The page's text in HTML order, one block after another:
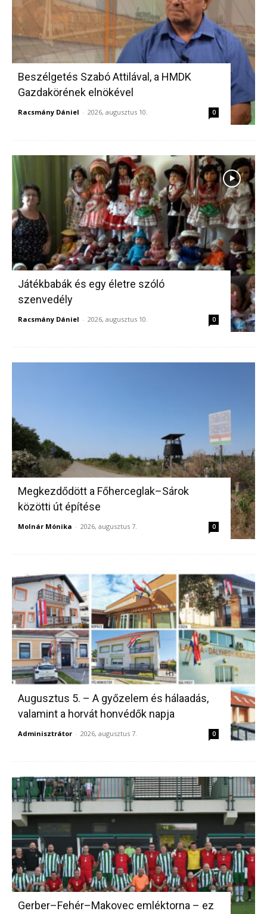
Beszélgetés Szabó Attilával, a HMDK
Gazdakörének elnökével
Racsmány Dániel - 2026, augusztus 10. 0
Játékbabák és egy életre szóló
szenvedély
Racsmány Dániel - 2026, augusztus 10. 0
Megkezdődött a Főherceglak–Sárok
közötti út építése
Molnár Mónika - 2026, augusztus 7. 0
Augusztus 5. – A győzelem és hálaadás,
valamint a horvát honvédők napja
Adminisztrátor - 2026, augusztus 7. 0
Gerber–Fehér–Makovec emléktorna – ez